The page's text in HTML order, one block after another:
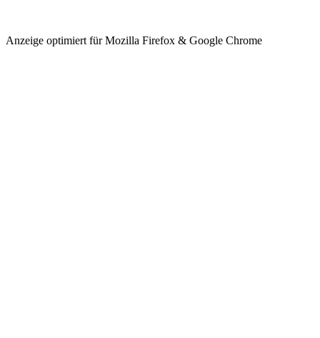
Anzeige optimiert für Mozilla Firefox & Google Chrome